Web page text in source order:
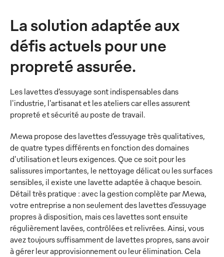
La solution adaptée aux
défis actuels pour une
propreté assurée.
Les lavettes d’essuyage sont indispensables dans
l'industrie, l'artisanat et les ateliers car elles assurent
propreté et sécurité au poste de travail.
Mewa propose des lavettes d’essuyage très qualitatives,
de quatre types différents en fonction des domaines
d'utilisation et leurs exigences. Que ce soit pour les
salissures importantes, le nettoyage délicat ou les surfaces
sensibles, il existe une lavette adaptée à chaque besoin.
Détail très pratique : avec la gestion complète par Mewa,
votre entreprise a non seulement des lavettes d’essuyage
propres à disposition, mais ces lavettes sont ensuite
régulièrement lavées, contrôlées et relivrées. Ainsi, vous
avez toujours suffisamment de lavettes propres, sans avoir
à gérer leur approvisionnement ou leur élimination. Cela